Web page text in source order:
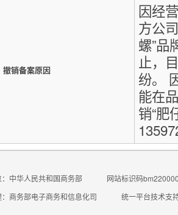
撤销备案原因
因经
方公
螺”品
止，
纷。
能在
销“肥
：中华人民共和国商务部
网站标识码
商务部电子商务和信息化司
统一平台技术支